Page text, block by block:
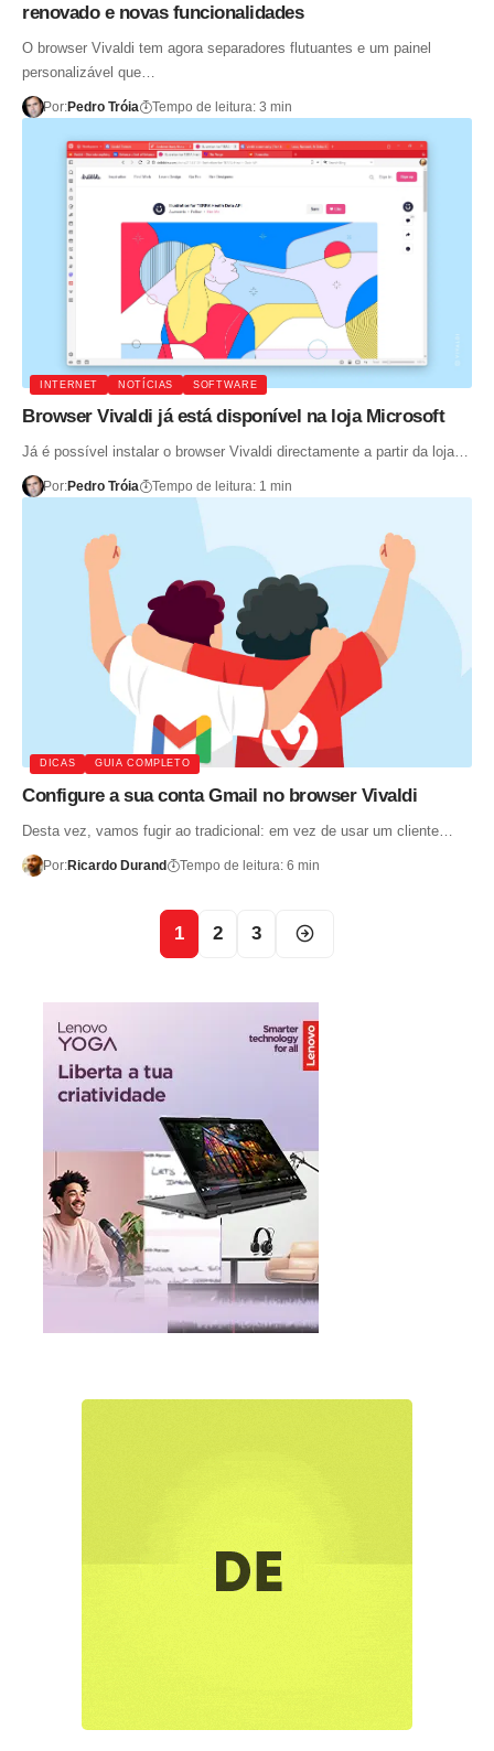
renovado e novas funcionalidades
O browser Vivaldi tem agora separadores flutuantes e um painel
personalizável que…
Por:Pedro Tróia Tempo de leitura: 3 min
INTERNET NOTÍCIAS SOFTWARE
Browser Vivaldi já está disponível na loja Microsoft
Já é possível instalar o browser Vivaldi directamente a partir da loja…
Por:Pedro Tróia Tempo de leitura: 1 min
DICAS GUIA COMPLETO
Configure a sua conta Gmail no browser Vivaldi
Desta vez, vamos fugir ao tradicional: em vez de usar um cliente…
Por:Ricardo Durand Tempo de leitura: 6 min
1 2 3